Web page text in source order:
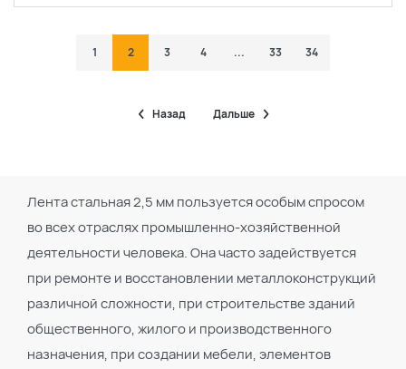
Назад
1 2 3 4 ... 33 34
Дальше
Лента стальная 2,5 мм пользуется особым спросом
во всех отраслях промышленно-хозяйственной
деятельности человека. Она часто задействуется
при ремонте и восстановлении металлоконструкций
различной сложности, при строительстве зданий
общественного, жилого и производственного
назначения, при создании мебели, элементов